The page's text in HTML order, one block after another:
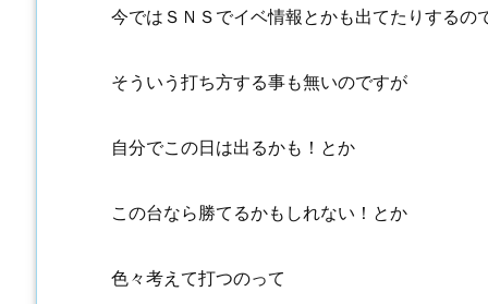
今ではＳＮＳでイベ情報とかも出てたりするの
そういう打ち方する事も無いのですが
自分でこの日は出るかも！とか
この台なら勝てるかもしれない！とか
色々考えて打つのって